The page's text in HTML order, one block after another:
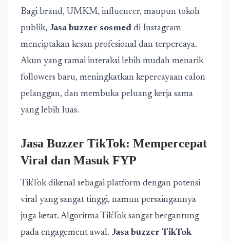
Bagi brand, UMKM, influencer, maupun tokoh
publik, Jasa buzzer sosmed di Instagram
menciptakan kesan profesional dan terpercaya.
Akun yang ramai interaksi lebih mudah menarik
followers baru, meningkatkan kepercayaan calon
pelanggan, dan membuka peluang kerja sama
yang lebih luas.
Jasa Buzzer TikTok: Mempercepat
Viral dan Masuk FYP
TikTok dikenal sebagai platform dengan potensi
viral yang sangat tinggi, namun persaingannya
juga ketat. Algoritma TikTok sangat bergantung
pada engagement awal. Jasa buzzer TikTok